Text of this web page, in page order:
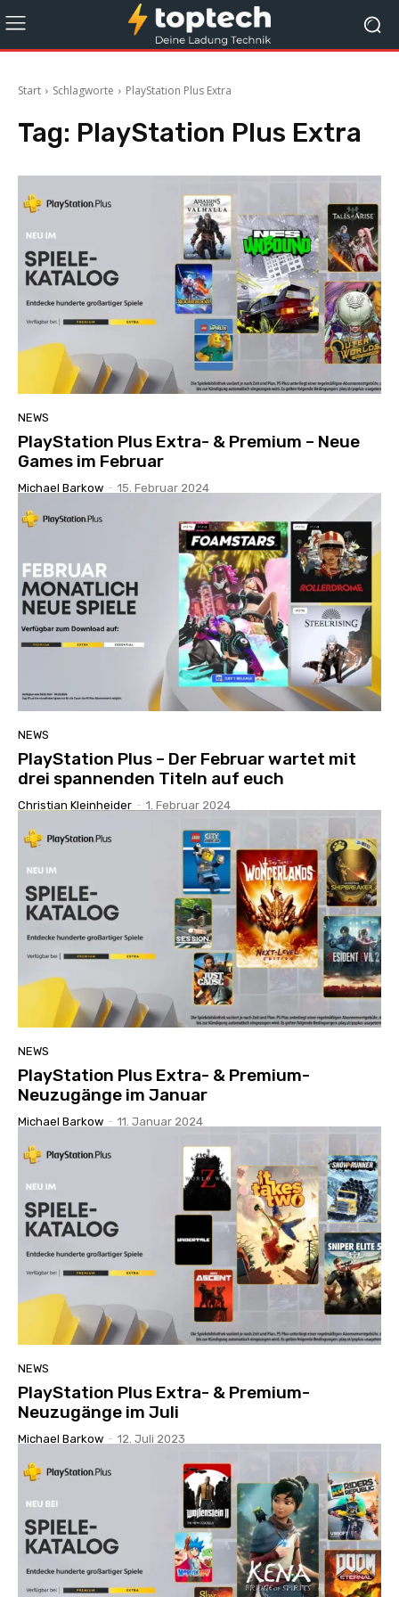
Start Schlagworte PlayStation Plus Extra
Tag: PlayStation Plus Extra
NEWS
PlayStation Plus Extra- & Premium – Neue
Games im Februar
Michael Barkow - 15. Februar 2024
NEWS
PlayStation Plus – Der Februar wartet mit
drei spannenden Titeln auf euch
Christian Kleinheider - 1. Februar 2024
NEWS
PlayStation Plus Extra- & Premium-
Neuzugänge im Januar
Michael Barkow - 11. Januar 2024
NEWS
PlayStation Plus Extra- & Premium-
Neuzugänge im Juli
Michael Barkow - 12. Juli 2023